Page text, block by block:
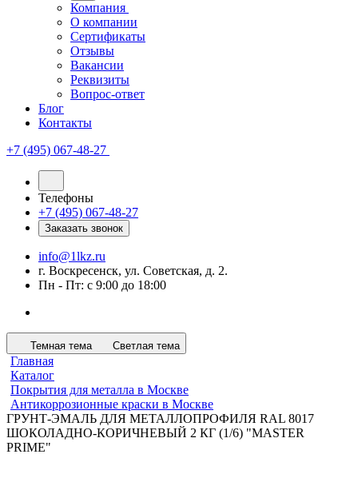
Компания
О компании
Сертификаты
Отзывы
Вакансии
Реквизиты
Вопрос-ответ
Блог
Контакты
+7 (495) 067-48-27
Телефоны
+7 (495) 067-48-27
Заказать звонок
info@1lkz.ru
г. Воскресенск, ул. Советская, д. 2.
Пн - Пт: с 9:00 до 18:00
Темная тема Светлая тема
Главная
Каталог
Покрытия для металла в Москве
Антикоррозионные краски в Москве
ГРУНТ-ЭМАЛЬ ДЛЯ МЕТАЛЛОПРОФИЛЯ RAL 8017
ШОКОЛАДНО-КОРИЧНЕВЫЙ 2 КГ (1/6) "MASTER
PRIME"